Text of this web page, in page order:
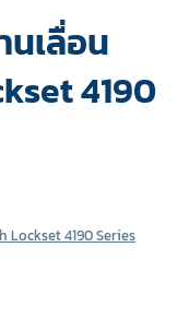
เลื่อน
4190
Lockset 4190 Series